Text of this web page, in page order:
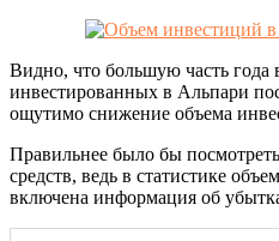
Видно, что большую часть года
инвестированных в Альпари
ощутимо снижение объема
Правильнее было бы
средств, ведь в статистике
включена информация об